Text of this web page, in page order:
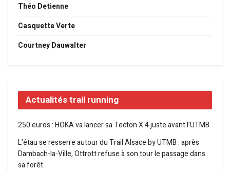
Théo Detienne
Casquette Verte
Courtney Dauwalter
Actualités trail running
250 euros : HOKA va lancer sa Tecton X 4 juste avant l’UTMB
L’étau se resserre autour du Trail Alsace by UTMB : après
Dambach-la-Ville, Ottrott refuse à son tour le passage dans
sa forêt